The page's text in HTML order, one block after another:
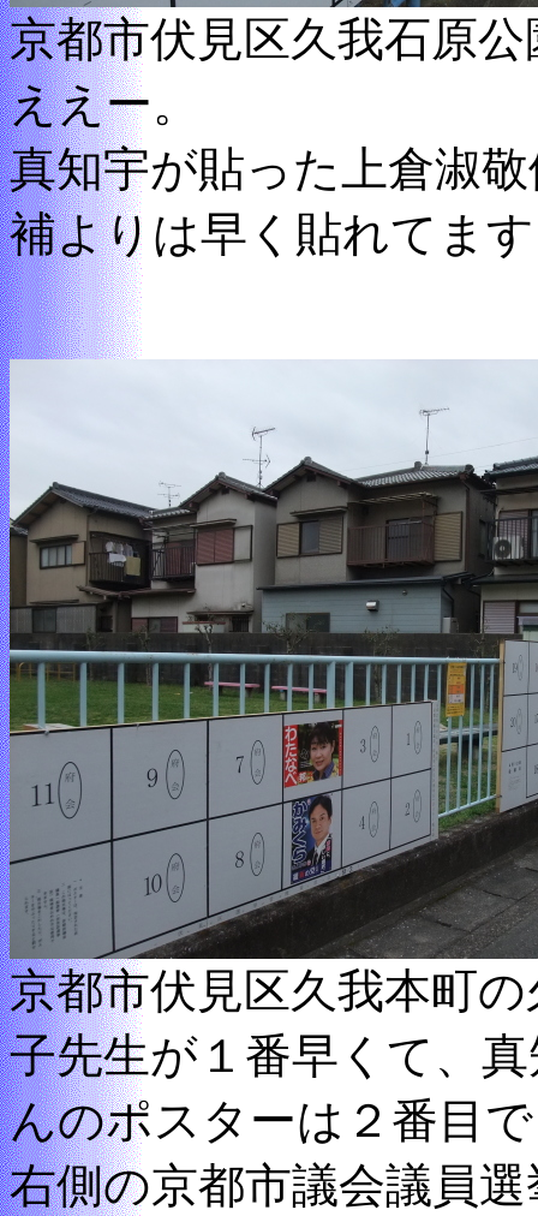
京都市伏見区久我石原
ええー。
真知宇が貼った上倉淑
補よりは早く貼れてま
京都市伏見区久我本町
子先生が１番早くて、
んのポスターは２番目
右側の京都市議会議員